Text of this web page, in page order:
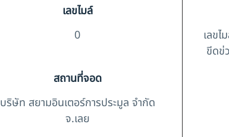
เลขไมล์
0
เลขไ
ขีดข่
สถานที่จอด
บริษัท สยามอินเตอร์การประมูล จำกัด
จ.เลย